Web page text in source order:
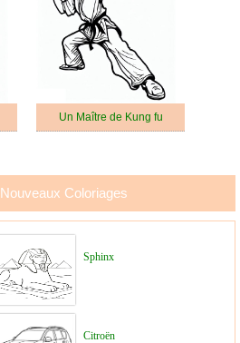
Un Maître de Kung fu
Nouveaux Coloriages
Sphinx
Citroën